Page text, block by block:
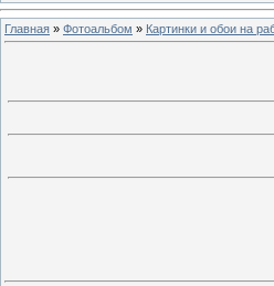
Главная » Фотоальбом » Картинки и обои на